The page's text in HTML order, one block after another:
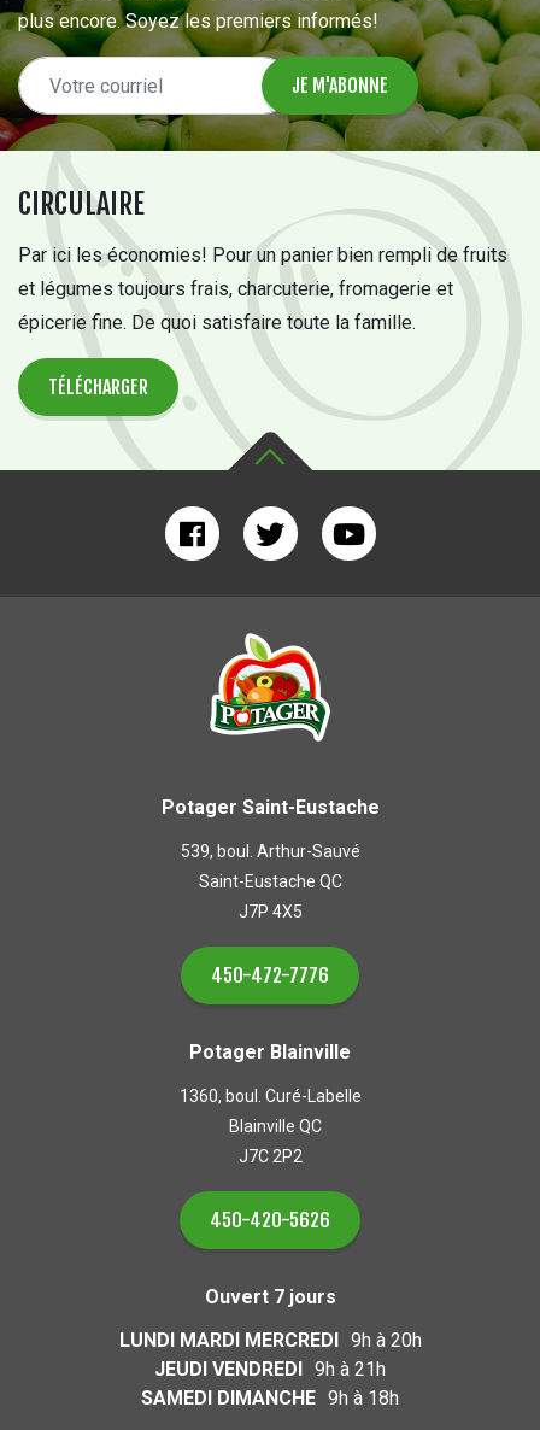
CIRCULAIRE
Par ici les économies! Pour un panier bien rempli de fruits
et légumes toujours frais, charcuterie, fromagerie et
épicerie fine. De quoi satisfaire toute la famille.
TÉLÉCHARGER
plus encore. Soyez les premiers informés!
Potager Saint-Eustache
539, boul. Arthur-Sauvé
Saint-Eustache QC
J7P 4X5
450-472-7776
Potager Blainville
1360, boul. Curé-Labelle
Blainville QC
J7C 2P2
450-420-5626
Ouvert 7 jours
LUNDI MARDI MERCREDI 9h à 20h
JEUDI VENDREDI 9h à 21h
SAMEDI DIMANCHE 9h à 18h